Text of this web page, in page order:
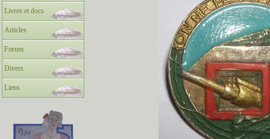
Livres et docs
Articles
Forum
Divers
Liens